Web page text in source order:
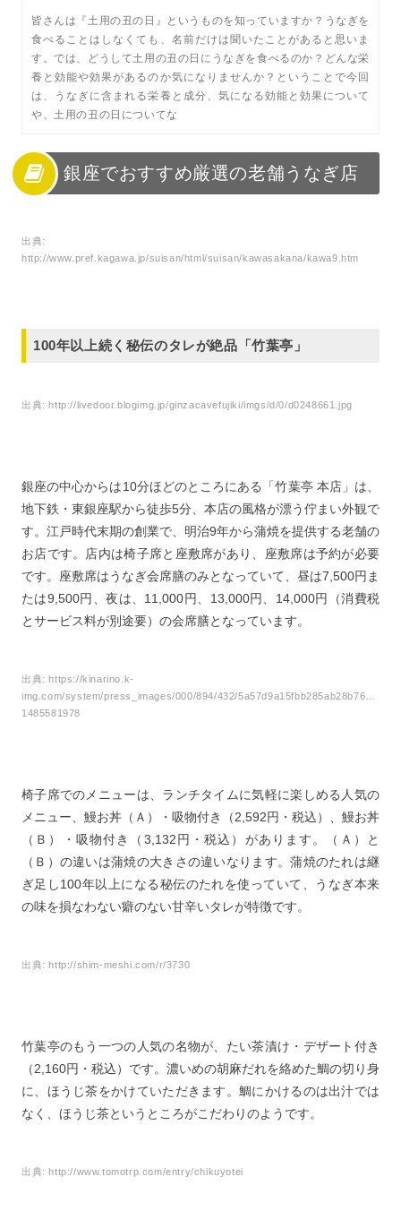
皆さんは『土用の丑の日』というものを知っていますか？うなぎを
食べることはしなくても、名前だけは聞いたことがあると思いま
す。では、どうして土用の丑の日にうなぎを食べるのか？どんな栄
養と効能や効果があるのか気になりませんか？ということで今回
は、うなぎに含まれる栄養と成分、気になる効能と効果について
や、土用の丑の日についてな
銀座でおすすめ厳選の老舗うなぎ店
出典:
http://www.pref.kagawa.jp/suisan/html/suisan/kawasakana/kawa9.htm
100年以上続く秘伝のタレが絶品「竹葉亭」
出典:http://livedoor.blogimg.jp/ginzacavefujiki/imgs/d/0/d0248661.jpg
銀座の中心からは10分ほどのところにある「竹葉亭 本店」は、
地下鉄・東銀座駅から徒歩5分、本店の風格が漂う佇まい外観で
す。江戸時代末期の創業で、明治9年から蒲焼を提供する老舗の
お店です。店内は椅子席と座敷席があり、座敷席は予約が必要
です。座敷席はうなぎ会席膳のみとなっていて、昼は7,500円ま
たは9,500円、夜は、11,000円、13,000円、14,000円（消費税
とサービス料が別途要）の会席膳となっています。
出典:https://kinarino.k-
img.com/system/press_images/000/894/432/
1485581978
椅子席でのメニューは、ランチタイムに気軽に楽しめる人気の
メニュー、鰻お丼（Ａ）・吸物付き（2,592円・税込）、鰻お丼
（Ｂ）・吸物付き（3,132円・税込）があります。（Ａ）と
（Ｂ）の違いは蒲焼の大きさの違いなります。蒲焼のたれは継
ぎ足し100年以上になる秘伝のたれを使っていて、うなぎ本来
の味を損なわない癖のない甘辛いタレが特徴です。
出典:http://shim-meshi.com/r/3730
竹葉亭のもう一つの人気の名物が、たい茶漬け・デザート付き
（2,160円・税込）です。濃いめの胡麻だれを絡めた鯛の切り身
に、ほうじ茶をかけていただきます。鯛にかけるのは出汁では
なく、ほうじ茶というところがこだわりのようです。
出典:http://www.tomotrp.com/entry/chikuyotei